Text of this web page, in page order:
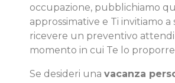
occupazione, pubblichiamo
approssimative e Ti invitiamo a
ricevere un preventivo
momento in cui Te lo
Se desideri una vacanza